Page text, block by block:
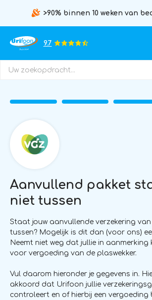
>90% binnen 10 weken van
9.7
Aanvullend pakket
niet tussen
Staat jouw aanvullende verzekering van
tussen? Mogelijk is dit dan (voor ons)
Neemt niet weg dat jullie in aanmerking
voor vergoeding van de plaswekker.
Vul daarom hieronder je gegevens in.
akkoord dat Urifoon jullie
controleert en of hierbij een vergoeding